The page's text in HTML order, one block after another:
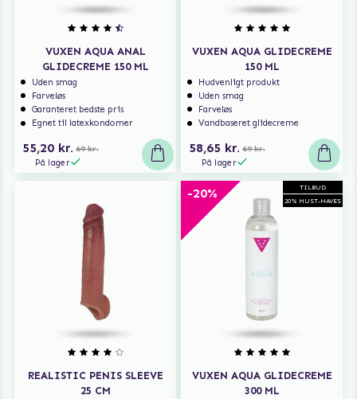
VUXEN AQUA ANAL
GLIDECREME 150 ML
Uden smag
Farveløs
Garanteret bedste pris
Egnet til latexkondomer
55,20 kr. 69 kr.
På lager
VUXEN AQUA GLIDECREME
150 ML
Hudvenligt produkt
Uden smag
Farveløs
Vandbaseret glidecreme
58,65 kr. 69 kr.
På lager
REALISTIC PENIS SLEEVE
25 CM
TILBUD
20% MUST-HAVES
-20%
VUXEN AQUA GLIDECREME
300 ML